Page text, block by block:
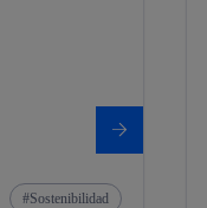
Sostenibilidad